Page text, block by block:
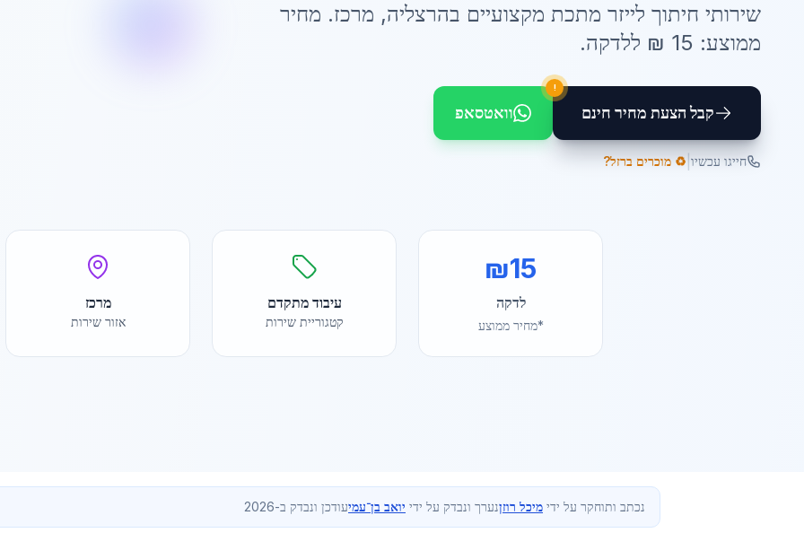
שירותי חיתוך לייזר מתכת מקצועיים בהרצליה, מרכז. מחיר
ממוצע: 15 ₪ ללדקה.
קבל הצעת מחיר חינם
!
וואטסאפ
חייגו עכשיו ♻️ מוכרים ברזל?
₪15
לדקה
*מחיר ממוצע
עיבוד מתקדם
קטגוריית שירות
מרכז
אזור שירות
נכתב ותוחקר על ידי מיכל רוזןנערך ונבדק על ידי יואב בן־עמיעודכן ונבדק ב-2026